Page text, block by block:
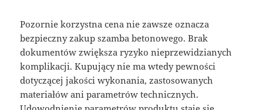
Pozornie korzystna cena nie zawsze oznacza
bezpieczny zakup szamba betonowego. Brak
dokumentów zwiększa ryzyko nieprzewidzianych
komplikacji. Kupujący nie ma wtedy pewności
dotyczącej jakości wykonania, zastosowanych
materiałów ani parametrów technicznych.